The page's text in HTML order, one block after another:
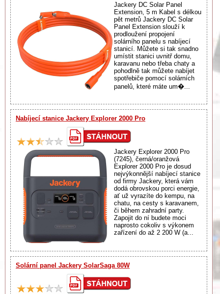
Jackery DC Solar Panel
Extension, 5 m Kabel s délkou
pět metrů Jackery DC Solar
Panel Extension slouží k
prodloužení propojení
solárního panelu s nabíjecí
stanicí. Můžete si tak snadno
umístit stanici uvnitř domu,
karavanu nebo třeba chaty a
pohodlně tak můžete nabíjet
spotřebiče pomocí solárních
panelů, které máte um�...
Nabíjecí stanice Jackery Explorer 2000 Pro
Jackery Explorer 2000 Pro
(7245), černá/oranžová
Explorer 2000 Pro je dosud
nejvýkonnější nabíjecí stanice
od firmy Jackery, která vám
dodá obrovskou porci energie,
ať už vyrazíte do kempu, na
chatu, na cesty s karavanem,
či během zahradní party.
Zapojit do ní budete moci
naprosto cokoliv s výkonem
zařízení do až 2 200 W (a...
Solární panel Jackery SolarSaga 80W